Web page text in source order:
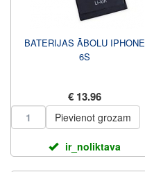
BATERIJAS ĀBOLU IPHONE
6S
€ 13.96
Pievienot grozam
ir_noliktava